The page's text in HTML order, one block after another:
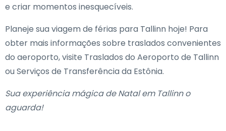
e criar momentos inesquecíveis.
Planeje sua viagem de férias para Tallinn hoje! Para
obter mais informações sobre traslados convenientes
do aeroporto, visite Traslados do Aeroporto de Tallinn
ou Serviços de Transferência da Estônia.
Sua experiência mágica de Natal em Tallinn o
aguarda!